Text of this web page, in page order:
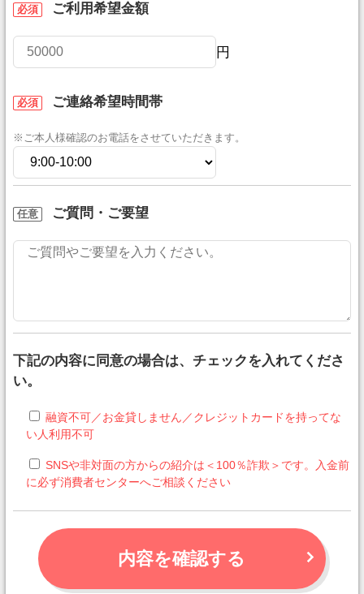
必須 ご利用希望金額
円
必須 ご連絡希望時間帯
※ご本人様確認のお電話をさせていただきます。
任意 ご質問・ご要望
下記の内容に同意の場合は、チェックを入れてくださ
い。
融資不可／お金貸しません／クレジットカードを持ってな
い人利用不可
SNSや非対面の方からの紹介は＜100％詐欺＞です。入金前
に必ず消費者センターへご相談ください
内容を確認する